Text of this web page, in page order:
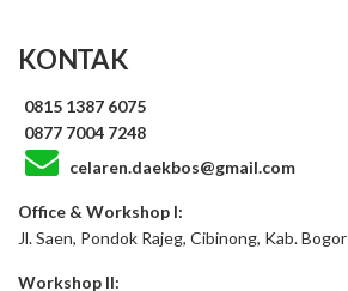
KONTAK
0815 1387 6075
0877 7004 7248
celaren.daekbos@gmail.com
Office & Workshop I:
Jl. Saen, Pondok Rajeg, Cibinong, Kab. Bogor
Workshop II: